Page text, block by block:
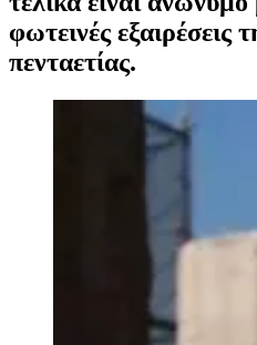
φωτεινές εξαιρέσεις
πενταετίας.